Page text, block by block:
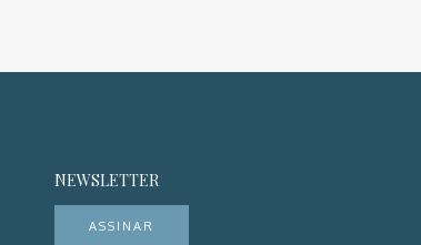
NEWSLETTER
ASSINAR